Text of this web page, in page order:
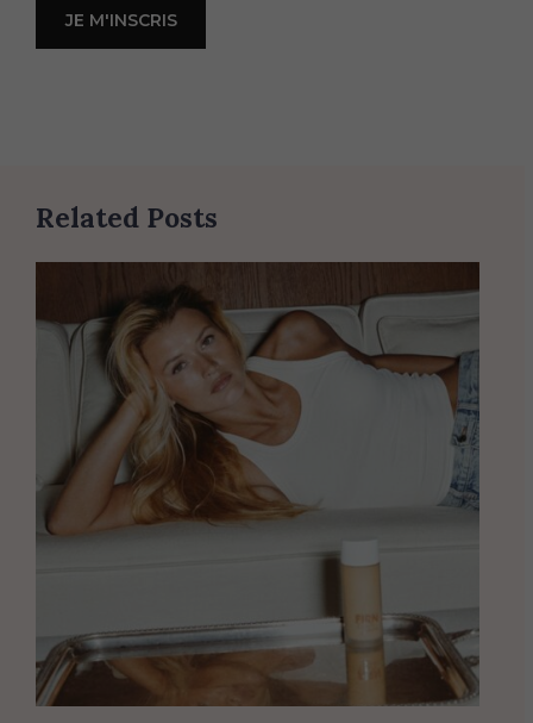
Related Posts